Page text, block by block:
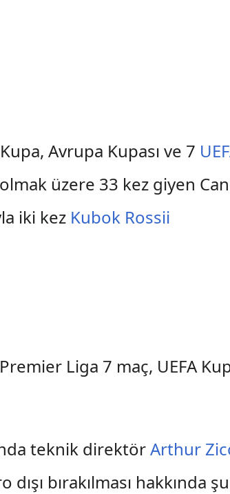
Avrupa Kupası ve 7
olmak üzere 33 kez giyen
iki kez Kubok Rossii
Liga 7 maç, UEFA
teknik direktörArthur
dışı bırakılması hakkında